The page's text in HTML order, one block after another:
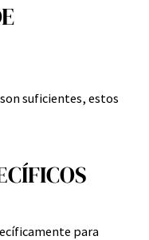
suficientes, estos
para